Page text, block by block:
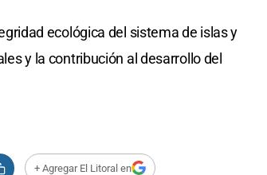
ecológica del sistema de islas y
y la contribución al desarrollo del
+ Agregar El Litoral en